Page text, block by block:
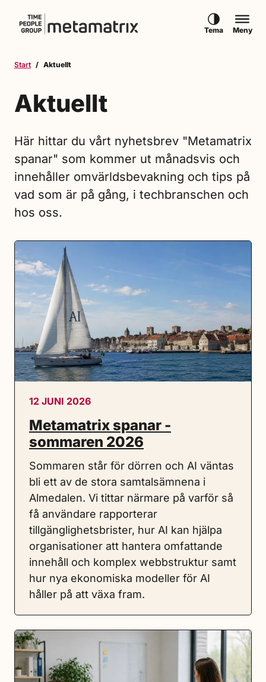
Hoppa till innehåll
Tema Meny
Start Aktuellt
Aktuellt
Här hittar du vårt nyhetsbrev "Metamatrix
spanar" som kommer ut månadsvis och
innehåller omvärldsbevakning och tips på
vad som är på gång, i techbranschen och
hos oss.
12 JUNI 2026
Metamatrix spanar -
sommaren 2026
Sommaren står för dörren och AI väntas
bli ett av de stora samtalsämnena i
Almedalen. Vi tittar närmare på varför så
få användare rapporterar
tillgänglighetsbrister, hur AI kan hjälpa
organisationer att hantera omfattande
innehåll och komplex webbstruktur samt
hur nya ekonomiska modeller för AI
håller på att växa fram.